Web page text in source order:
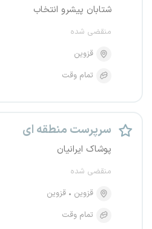
شتابان پیشرو انتخاب
منقضی شده
قزوین
تمام وقت
سرپرست منطقه ای
پوشاک ایرانیان
منقضی شده
قزوین
قزوین
تمام وقت